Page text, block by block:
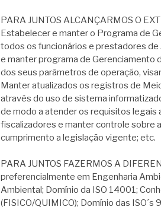
PARA JUNTOS ALCANÇARMOS O
Estabelecer e manter o Programa de
todos os funcionários e prestadores
e manter programa de Gerenciamento
dos seus parâmetros de operação,
Manter atualizados os registros de
através do uso de sistema
de modo a atender os requisitos legais
fiscalizadores e manter controle sobre
cumprimento a legislação vigente; etc.
PARA JUNTOS FAZERMOS A
preferencialmente em Engenharia
Ambiental; Domínio da ISO 14001;
(FISICO/QUIMICO); Domínio das